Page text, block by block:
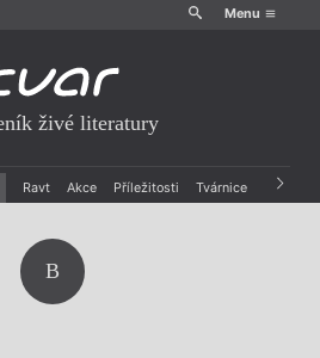
Menu
živé literatury
Ravt Akce Příležitosti Tvárnice Archiv
B